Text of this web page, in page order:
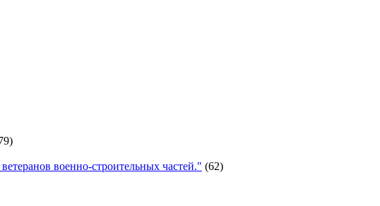
военно-строительных частей." (62)